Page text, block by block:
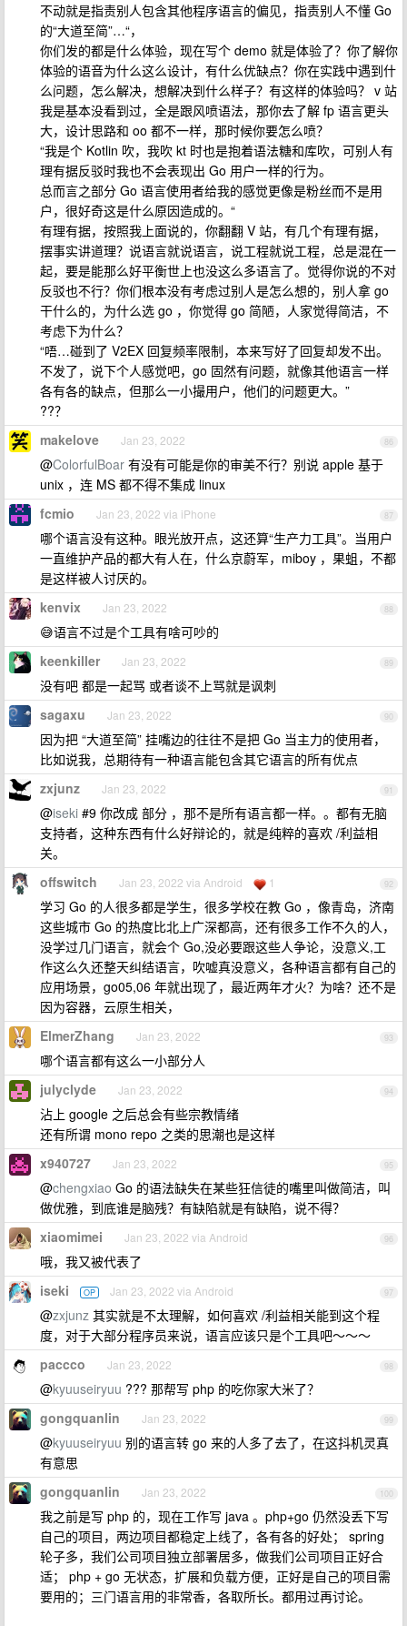
不动就是指责别人包含其他程序语言的偏见，指责别人不懂 Go
的“大道至简”…“，
你们发的都是什么体验，现在写个 demo 就是体验了？你了解你
体验的语音为什么这么设计，有什么优缺点？你在实践中遇到什
么问题，怎么解决，想解决到什么样子？有这样的体验吗？ v 站
我是基本没看到过，全是跟风喷语法，那你去了解 fp 语言更头
大，设计思路和 oo 都不一样，那时候你要怎么喷？
“我是个 Kotlin 吹，我吹 kt 时也是抱着语法糖和库吹，可别人有
理有据反驳时我也不会表现出 Go 用户一样的行为。
总而言之部分 Go 语言使用者给我的感觉更像是粉丝而不是用
户，很好奇这是什么原因造成的。“
有理有据，按照我上面说的，你翻翻 V 站，有几个有理有据，
摆事实讲道理？说语言就说语言，说工程就说工程，总是混在一
起，要是能那么好平衡世上也没这么多语言了。觉得你说的不对
反驳也不行？你们根本没有考虑过别人是怎么想的，别人拿 go
干什么的，为什么选 go ，你觉得 go 简陋，人家觉得简洁，不
考虑下为什么？
“唔…碰到了 V2EX 回复频率限制，本来写好了回复却发不出。
不发了，说下个人感觉吧，go 固然有问题，就像其他语言一样
各有各的缺点，但那么一小撮用户，他们的问题更大。”
??？
86
makelove Jan 23, 2022
@ColorfulBoar 有没有可能是你的审美不行？别说 apple 基于
unix ，连 MS 都不得不集成 linux
87
fcmio Jan 23, 2022 via iPhone
哪个语言没有这种。眼光放开点，这还算“生产力工具”。当用户
一直维护产品的都大有人在，什么京蔚军，miboy ，果蛆，不都
是这样被人讨厌的。
88
kenvix Jan 23, 2022
😅语言不过是个工具有啥可吵的
89
keenkiller Jan 23, 2022
没有吧 都是一起骂 或者谈不上骂就是讽刺
90
sagaxu Jan 23, 2022
因为把 “大道至简” 挂嘴边的往往不是把 Go 当主力的使用者，
比如说我，总期待有一种语言能包含其它语言的所有优点
91
zxjunz Jan 23, 2022
@iseki #9 你改成 部分 ，那不是所有语言都一样。。都有无脑
支持者，这种东西有什么好辩论的，就是纯粹的喜欢 /利益相
关。
92
offswitch Jan 23, 2022 via Android 1
学习 Go 的人很多都是学生，很多学校在教 Go ，像青岛，济南
这些城市 Go 的热度比北上广深都高，还有很多工作不久的人，
没学过几门语言，就会个 Go,没必要跟这些人争论，没意义,工
作这么久还整天纠结语言，吹嘘真没意义，各种语言都有自己的
应用场景，go05,06 年就出现了，最近两年才火？为啥？还不是
因为容器，云原生相关，
93
ElmerZhang Jan 23, 2022
哪个语言都有这么一小部分人
94
julyclyde Jan 23, 2022
沾上 google 之后总会有些宗教情绪
还有所谓 mono repo 之类的思潮也是这样
95
x940727 Jan 23, 2022
@chengxiao Go 的语法缺失在某些狂信徒的嘴里叫做简洁，叫
做优雅，到底谁是脑残？有缺陷就是有缺陷，说不得？
96
xiaomimei Jan 23, 2022 via Android
哦，我又被代表了
97
iseki OP Jan 23, 2022 via Android
@zxjunz 其实就是不太理解，如何喜欢 /利益相关能到这个程
度，对于大部分程序员来说，语言应该只是个工具吧～～～
98
paccco Jan 23, 2022
@kyuuseiryuu ??? 那帮写 php 的吃你家大米了？
99
gongquanlin Jan 23, 2022
@kyuuseiryuu 别的语言转 go 来的人多了去了，在这抖机灵真
有意思
100
gongquanlin Jan 23, 2022
我之前是写 php 的，现在工作写 java 。php+go 仍然没丢下写
自己的项目，两边项目都稳定上线了，各有各的好处； spring
轮子多，我们公司项目独立部署居多，做我们公司项目正好合
适； php + go 无状态，扩展和负载方便，正好是自己的项目需
要用的；三门语言用的非常香，各取所长。都用过再讨论。